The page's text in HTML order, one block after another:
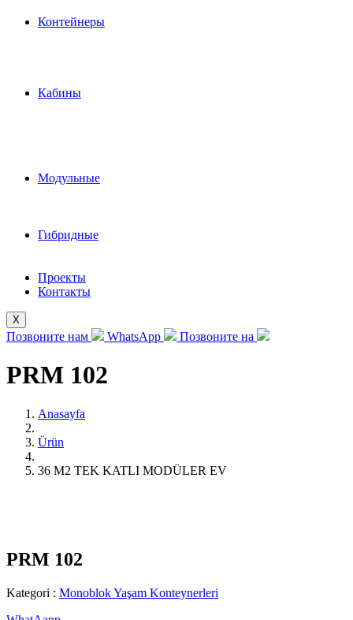
Контейнеры
Кабины
Модульные
Гибридные
Проекты
Контакты
X
Позвоните нам WhatsApp Позвоните на
PRM 102
Anasayfa
Ürün
36 M2 TEK KATLI MODÜLER EV
PRM 102
Kategori : Monoblok Yaşam Konteynerleri